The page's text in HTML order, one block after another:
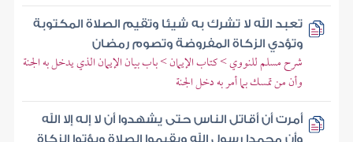
تعبد الله لا تشرك به شيئا وتقيم الصلاة المكتوبة
وتؤدي الزكاة المفروضة وتصوم رمضان
شرح مسلم للنووي > كتاب الإيمان > باب بيان الإيمان الذي يدخل به الجنة
وأن من تمسك بما أمر به دخل الجنة
أمرت أن أقاتل الناس حتى يشهدوا أن لا إله إلا الله
وأن محمدا رسول الله ويقيموا الصلاة ويؤتوا الزكاة